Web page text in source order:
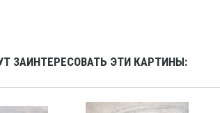
ЗАИНТЕРЕСОВАТЬ ЭТИ КАРТИНЫ: